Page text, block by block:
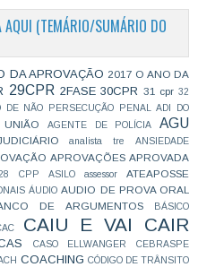
AQUI (TEMÁRIO/SUMÁRIO DO
DA APROVAÇÃO 2017 O ANO DA
29CPR 2FASE 30CPR 31 cpr 32
DE NÃO PERSECUÇÃO PENAL
ADI DO
AGENTE DE POLÍCIA AGU
analista tre ANSIEDADE
APROVAÇÕES APROVADA
CPP ASILO assessor ATEAPOSSE
ÁUDIO AUDIO DE PROVA ORAL
DE ARGUMENTOS BÁSICO
CAIU E VAI CAIR
CASO ELLWANGER CEBRASPE
COACHING CÓDIGO DE TRÂNSITO